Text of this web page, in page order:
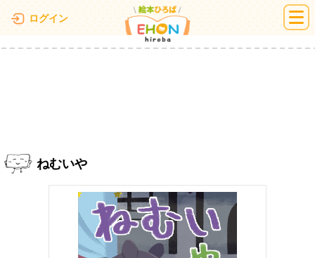
ログイン 絵本ひろば
ねむいや